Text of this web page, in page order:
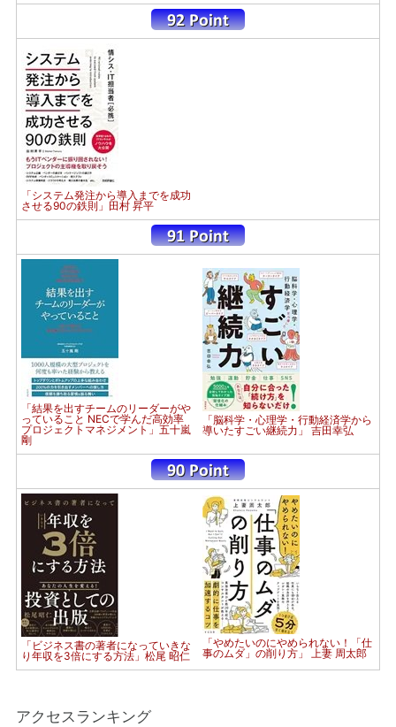
「システム発注から導入までを成功
させる90の鉄則」田村 昇平
「結果を出すチームのリーダーがや
っていること NECで学んだ高効率
プロジェクトマネジメント」五十嵐
剛
「脳科学・心理学・行動経済学から
導いたすごい継続力」 吉田幸弘
「ビジネス書の著者になっていきな
り年収を3倍にする方法」松尾 昭仁
「やめたいのにやめられない！「仕
事のムダ」の削り方」 上妻 周太郎
アクセスランキング